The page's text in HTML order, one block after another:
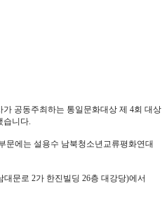
공동주최하는 통일문화대상 제 4회 대상
습니다.
문에는 설용수 남북청소년교류평화연대
문로 2가 한진빌딩 26층 대강당)에서